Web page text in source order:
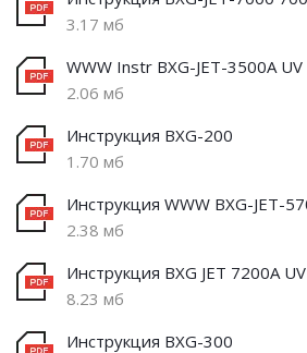
3.17 мб
WWW Instr BXG-JET-3500А UV
2.06 мб
Инструкция BXG-200
1.70 мб
Инструкция WWW BXG-JET-
2.38 мб
Инструкция BXG JET 7200А UV
8.23 мб
Инструкция BXG-300